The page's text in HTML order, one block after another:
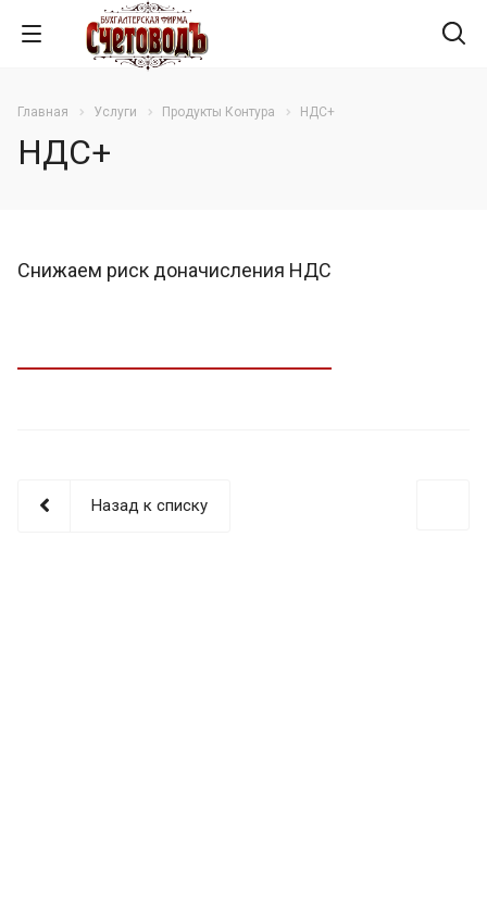
Главная Услуги Продукты Контура НДС+
НДС+
Снижаем риск доначисления НДС
Назад к списку